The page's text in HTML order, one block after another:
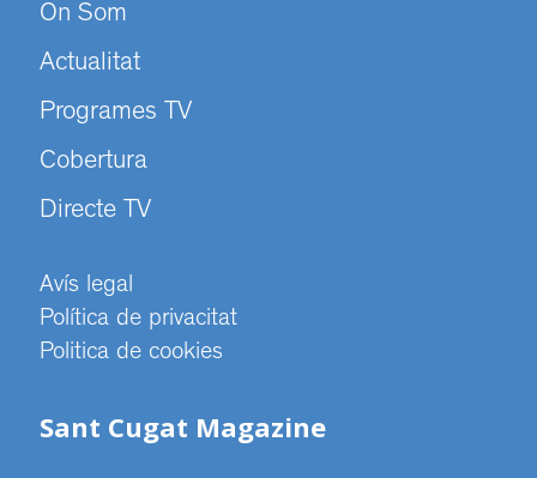
On Som
Actualitat
Programes TV
Cobertura
Directe TV
Avís legal
Política de privacitat
Politica de cookies
Sant Cugat Magazine